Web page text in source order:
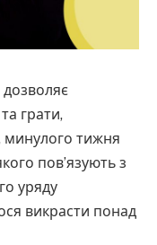
дозволяє
грати,
минулого тижня
пов’язують з
уряду
викрасти понад